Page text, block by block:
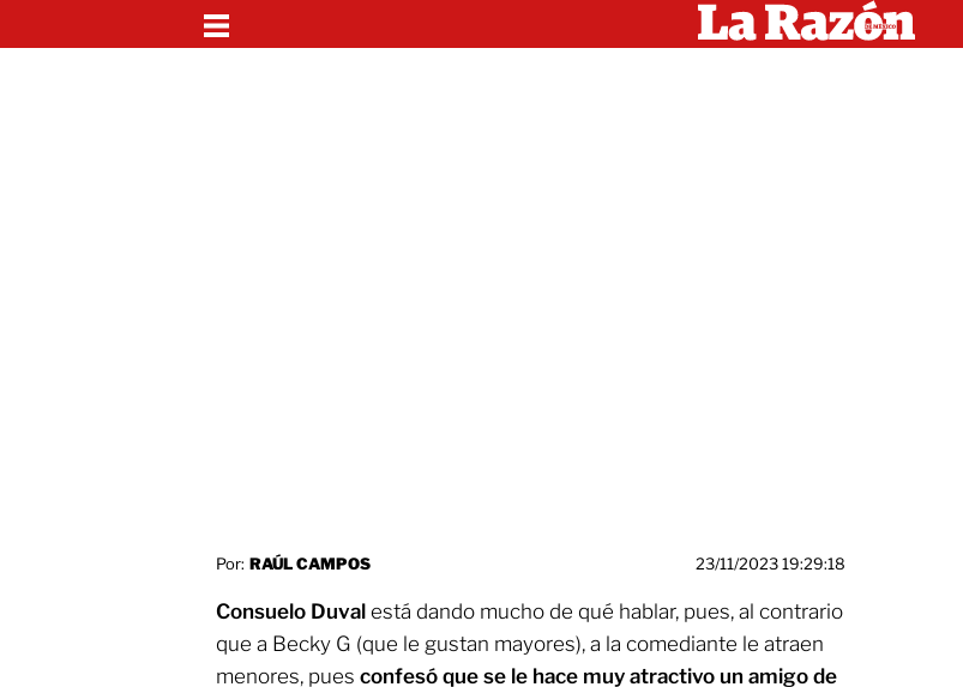
Por: RAÚL CAMPOS 23/11/2023 19:29:18
Consuelo Duval está dando mucho de qué hablar, pues, al contrario
que a Becky G (que le gustan mayores), a la comediante le atraen
menores, pues confesó que se le hace muy atractivo un amigo de